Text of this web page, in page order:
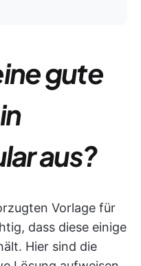
gute
aus?
Vorlage für
dass diese einige
Hier sind die